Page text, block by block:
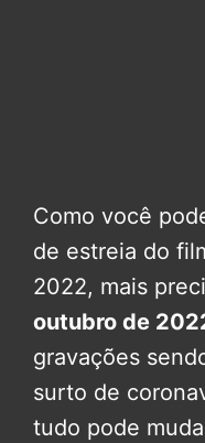
Como você
de estreia do
2022, mais
outubro de
gravações
surto de
tudo pode